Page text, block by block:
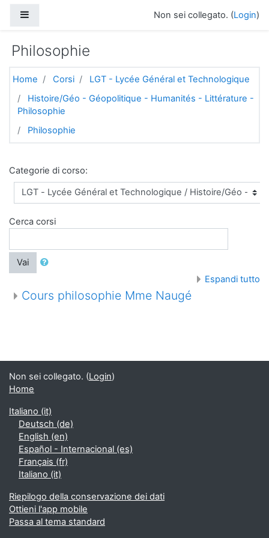
Non sei collegato. (Login)
Philosophie
Home Corsi
LGT - Lycée Général et Technologique
Histoire/Géo - Géopolitique - Humanités - Littérature -
Philosophie
Philosophie
Categorie di corso:
Cerca corsi
Vai
Espandi tutto
Cours philosophie Mme Naugé
Non sei collegato. (Login)
Home
Italiano ‎(it)‎
Deutsch ‎(de)‎
English ‎(en)‎
Español - Internacional ‎(es)‎
Français ‎(fr)‎
Italiano ‎(it)‎
Riepilogo della conservazione dei dati
Ottieni l'app mobile
Passa al tema standard